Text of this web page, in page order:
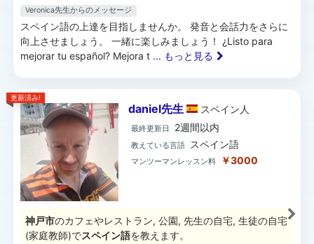
Veronica先生からのメッセージ
スペイン語の上達を目指しませんか。 発音と会話力をさらに
向上させましょう。 一緒に楽しみましょう！ ¿Listo para
mejorar tu español? Mejora t ... もっと見る
更新済み!
daniel先生 スペイン 人
最終更新日 2週間以内
教えている言語 スペイン語
マンツーマンレッスン料 ￥3000
神戸市のカフェやレストラン, 公園, 先生の自宅, 生徒の自宅
(家庭教師)でスペイン語を教えます。